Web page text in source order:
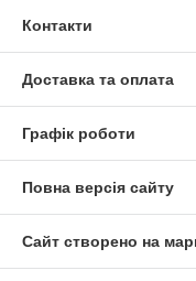
Контакти
Доставка та оплата
Графік роботи
Повна версія сайту
Сайт створено на